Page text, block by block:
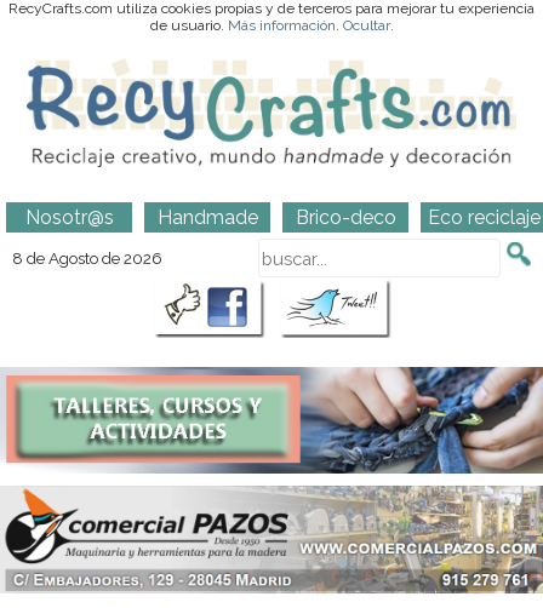
RecyCrafts.com utiliza cookies propias y de terceros para mejorar tu experiencia
de usuario. Más información. Ocultar.
Nosotr@s Handmade Brico-deco Eco reciclaje
8 de Agosto de 2026